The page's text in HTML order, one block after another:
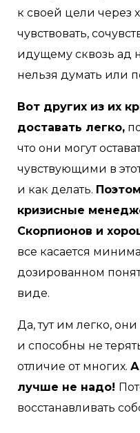
к своей цели через
чувствовать,
идущему сквозь ад
нельзя думать или
Вот других из их
доставать легко,
что они могут
чувствующими в
и как делать.
кризисные
Скорпионов и
все касается
дозированном
виде.
Да, тут им легко, они
и способны не
отличие от многих. А
лучше не надо!
восстанавливать